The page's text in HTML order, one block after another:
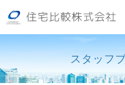
スタッフ